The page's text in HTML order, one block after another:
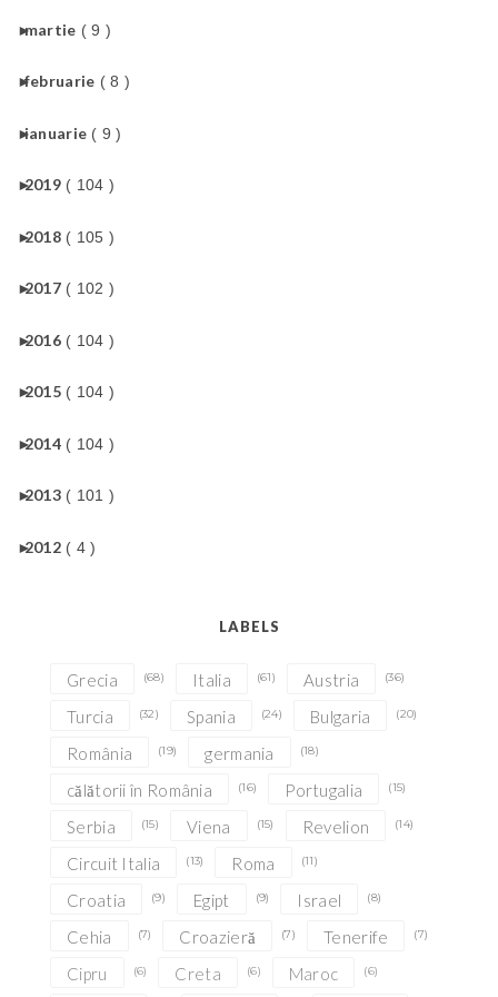
►
martie ( 9 )
►
februarie ( 8 )
►
ianuarie ( 9 )
►
2019 ( 104 )
►
2018 ( 105 )
►
2017 ( 102 )
►
2016 ( 104 )
►
2015 ( 104 )
►
2014 ( 104 )
►
2013 ( 101 )
►
2012 ( 4 )
LABELS
Grecia (68) Italia (61) Austria (36)
Turcia (32) Spania (24) Bulgaria (20)
România (19) germania (18)
călătorii în România (16) Portugalia (15)
Serbia (15) Viena (15) Revelion (14)
Circuit Italia (13) Roma (11)
Croatia (9) Egipt (9) Israel (8)
Cehia (7) Croazieră (7) Tenerife (7)
Cipru (6) Creta (6) Maroc (6)